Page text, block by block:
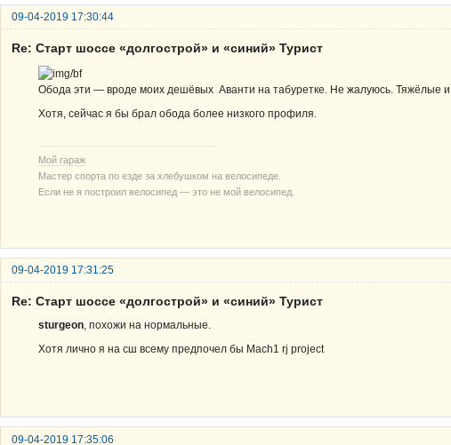
09-04-2019 17:30:44
Re: Старт шоссе «долгострой» и «синий» Турист
Обода эти — вроде моих дешёвых Аванти на табуретке. Не жалуюсь. Тяжёлые
Хотя, сейчас я бы брал обода более низкого профиля.
Мой гараж
Мастер спорта по езде за хлебушком на велосипеде.
Если не я построил велосипед — это не мой велосипед.
09-04-2019 17:31:25
Re: Старт шоссе «долгострой» и «синий» Турист
sturgeon, похожи на нормальные.
Хотя лично я на сш всему предпочел бы Mach1 rj project
09-04-2019 17:35:06